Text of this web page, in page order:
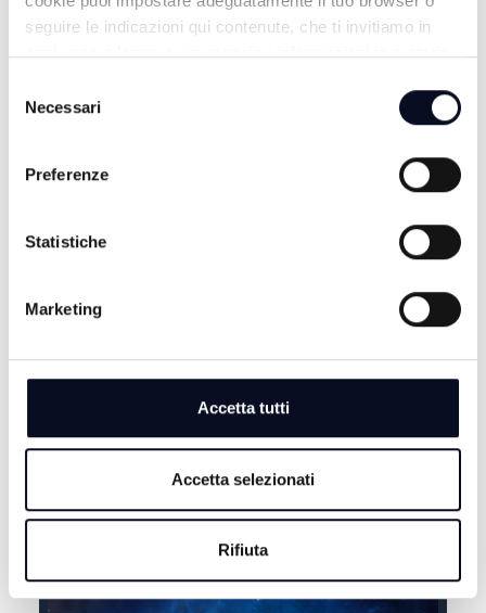
seguire le indicazioni qui contenute, che ti invitiamo in
ogni caso a leggere per maggiori informazioni in materia
delNecessari
Preferenze
Statistiche
Marketing
Accetta tutti
Accetta selezionati
Rifiuta
EXTRA ESTATE